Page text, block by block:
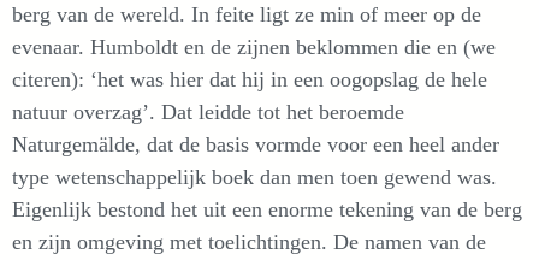
berg van de wereld. In feite ligt ze min of meer op de
evenaar. Humboldt en de zijnen beklommen die en (we
citeren): ‘het was hier dat hij in een oogopslag de hele
natuur overzag’. Dat leidde tot het beroemde
Naturgemälde, dat de basis vormde voor een heel ander
type wetenschappelijk boek dan men toen gewend was.
Eigenlijk bestond het uit een enorme tekening van de berg
en zijn omgeving met toelichtingen. De namen van de